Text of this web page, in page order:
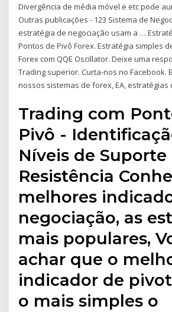
Divergência de média móvel e etc pode
Outras publicações - 123 Sistema de
estratégia de negociação usam a …
Pontos de Pivô Forex. Estratégia simples
Forex com QQE Oscillator. Deixe uma
Trading superior. Curta-nos no Facebook.
nossos sistemas de forex, EA,
Trading com
Pivô -
Níveis de Suporte
Resistência
melhores
negociação, as
mais populares,
achar que o
indicador de
o mais simples o